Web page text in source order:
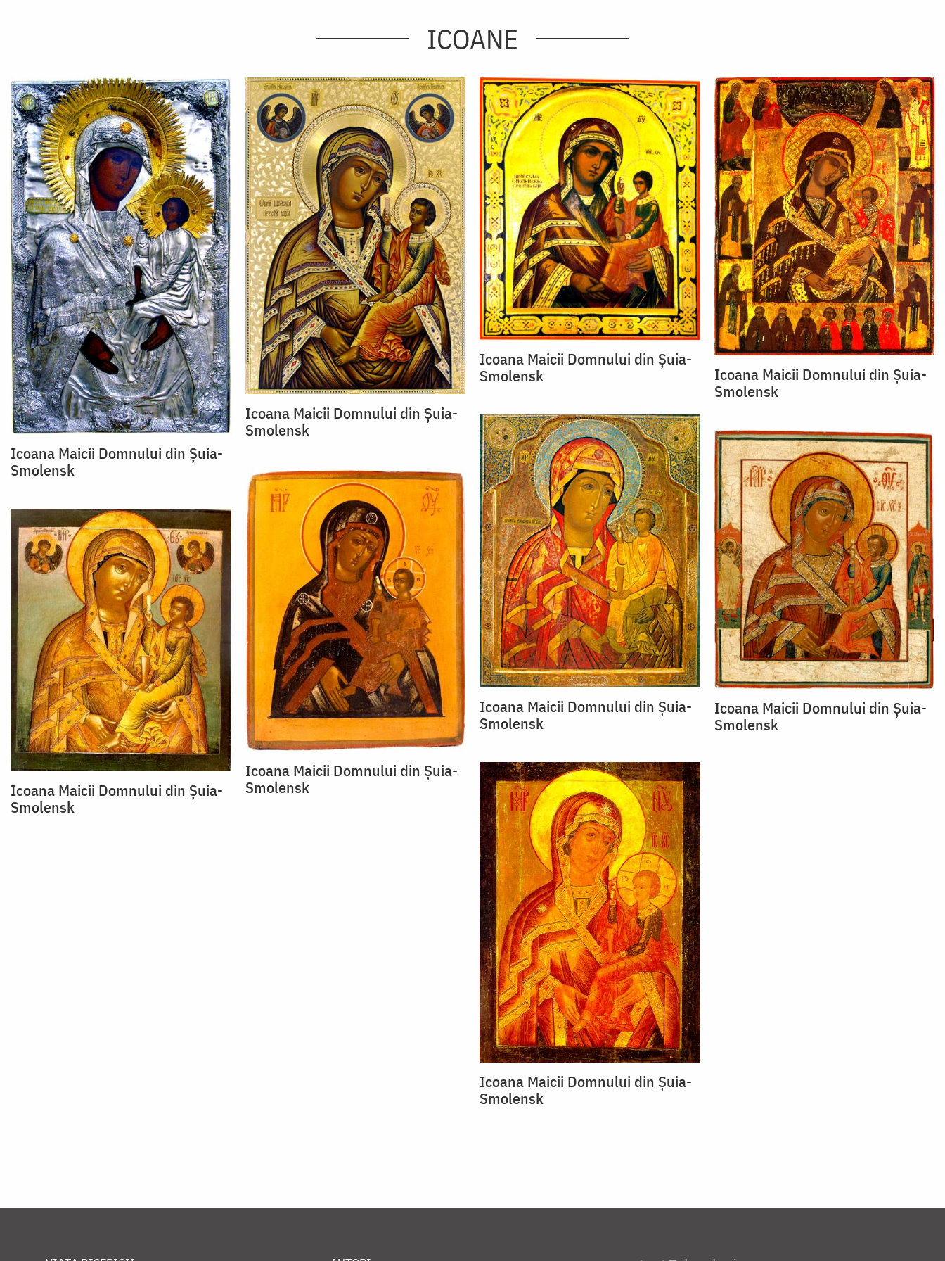
ICOANE
Icoana Maicii Domnului din Șuia-
Smolensk
Icoana Maicii Domnului din Șuia-
Smolensk
Icoana Maicii Domnului din Șuia-
Smolensk
Icoana Maicii Domnului din Șuia-
Smolensk
Icoana Maicii Domnului din Șuia-
Smolensk
Icoana Maicii Domnului din Șuia-
Smolensk
Icoana Maicii Domnului din Șuia-
Smolensk
Icoana Maicii Domnului din Șuia-
Smolensk
Icoana Maicii Domnului din Șuia-
Smolensk